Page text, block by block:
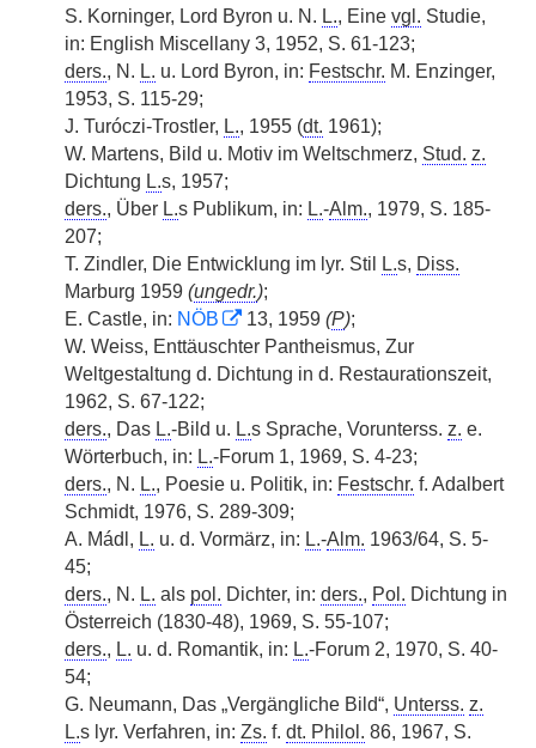
S. Korninger, Lord Byron u. N. L., Eine vgl. Studie,
in: English Miscellany 3, 1952, S. 61-123;
ders., N. L. u. Lord Byron, in: Festschr. M. Enzinger,
1953, S. 115-29;
J. Turóczi-Trostler, L., 1955 (dt. 1961);
W. Martens, Bild u. Motiv im Weltschmerz, Stud. z.
Dichtung L.s, 1957;
ders., Über L.s Publikum, in: L.-Alm., 1979, S. 185-
207;
T. Zindler, Die Entwicklung im lyr. Stil
L.s, Diss.
Marburg 1959 (ungedr.);
E. Castle, in: NÖB 13, 1959 (P);
W. Weiss, Enttäuschter Pantheismus, Zur
Weltgestaltung d. Dichtung in d. Restaurationszeit,
1962, S. 67-122;
ders., Das L.-Bild u. L.s Sprache, Vorunterss. z. e.
Wörterbuch, in: L.-Forum 1, 1969, S. 4-23;
ders., N. L., Poesie u. Politik, in: Festschr. f. Adalbert
Schmidt, 1976, S. 289-309;
A. Mádl, L. u. d. Vormärz, in: L.-Alm. 1963/64, S. 5-
45;
ders., N. L. als pol. Dichter, in: ders., Pol. Dichtung in
Österreich (1830-48), 1969, S. 55-107;
ders., L. u. d. Romantik, in: L.-Forum 2, 1970, S. 40-
54;
G. Neumann, Das „Vergängliche Bild“, Unterss. z.
L.s lyr. Verfahren, in: Zs. f. dt. Philol. 86, 1967, S.